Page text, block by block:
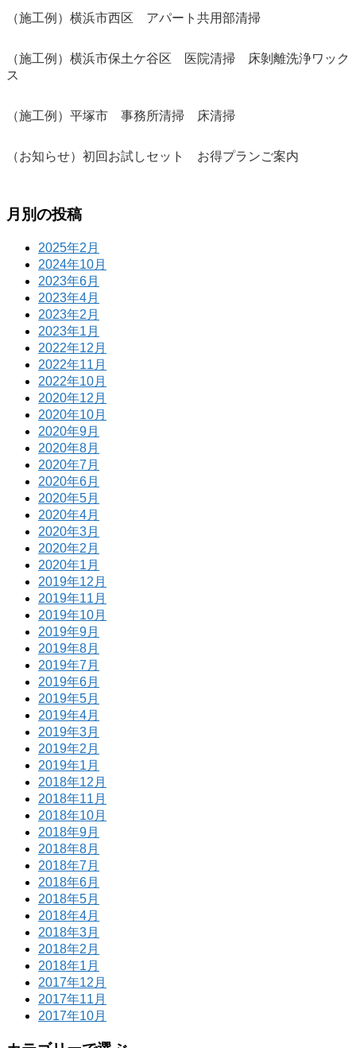
（施工例）横浜市西区 アパート共用部清掃
（施工例）横浜市保土ケ谷区 医院清掃 床剝離洗浄ワック
ス
（施工例）平塚市 事務所清掃 床清掃
（お知らせ）初回お試しセット お得プランご案内
月別の投稿
2025年2月
2024年10月
2023年6月
2023年4月
2023年2月
2023年1月
2022年12月
2022年11月
2022年10月
2020年12月
2020年10月
2020年9月
2020年8月
2020年7月
2020年6月
2020年5月
2020年4月
2020年3月
2020年2月
2020年1月
2019年12月
2019年11月
2019年10月
2019年9月
2019年8月
2019年7月
2019年6月
2019年5月
2019年4月
2019年3月
2019年2月
2019年1月
2018年12月
2018年11月
2018年10月
2018年9月
2018年8月
2018年7月
2018年6月
2018年5月
2018年4月
2018年3月
2018年2月
2018年1月
2017年12月
2017年11月
2017年10月